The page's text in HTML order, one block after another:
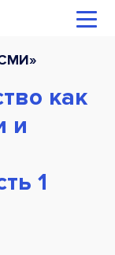
как
и
1